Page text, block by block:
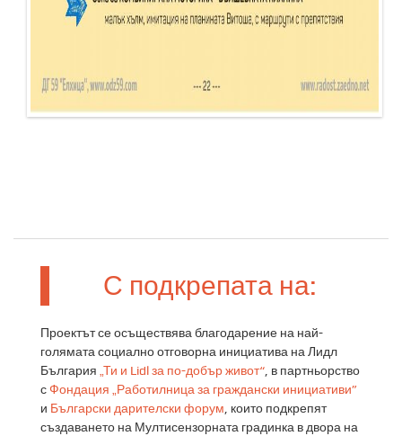
С подкрепата на:
Проектът се осъществява благодарение на най-
голямата социално отговорна инициатива на Лидл
България „Ти и Lidl за по-добър живот“ , в партньорство
сФондация „Работилница за граждански инициативи”
и Български дарителски форум , които подкрепят
създаването на Мултисензорната градинка в двора на